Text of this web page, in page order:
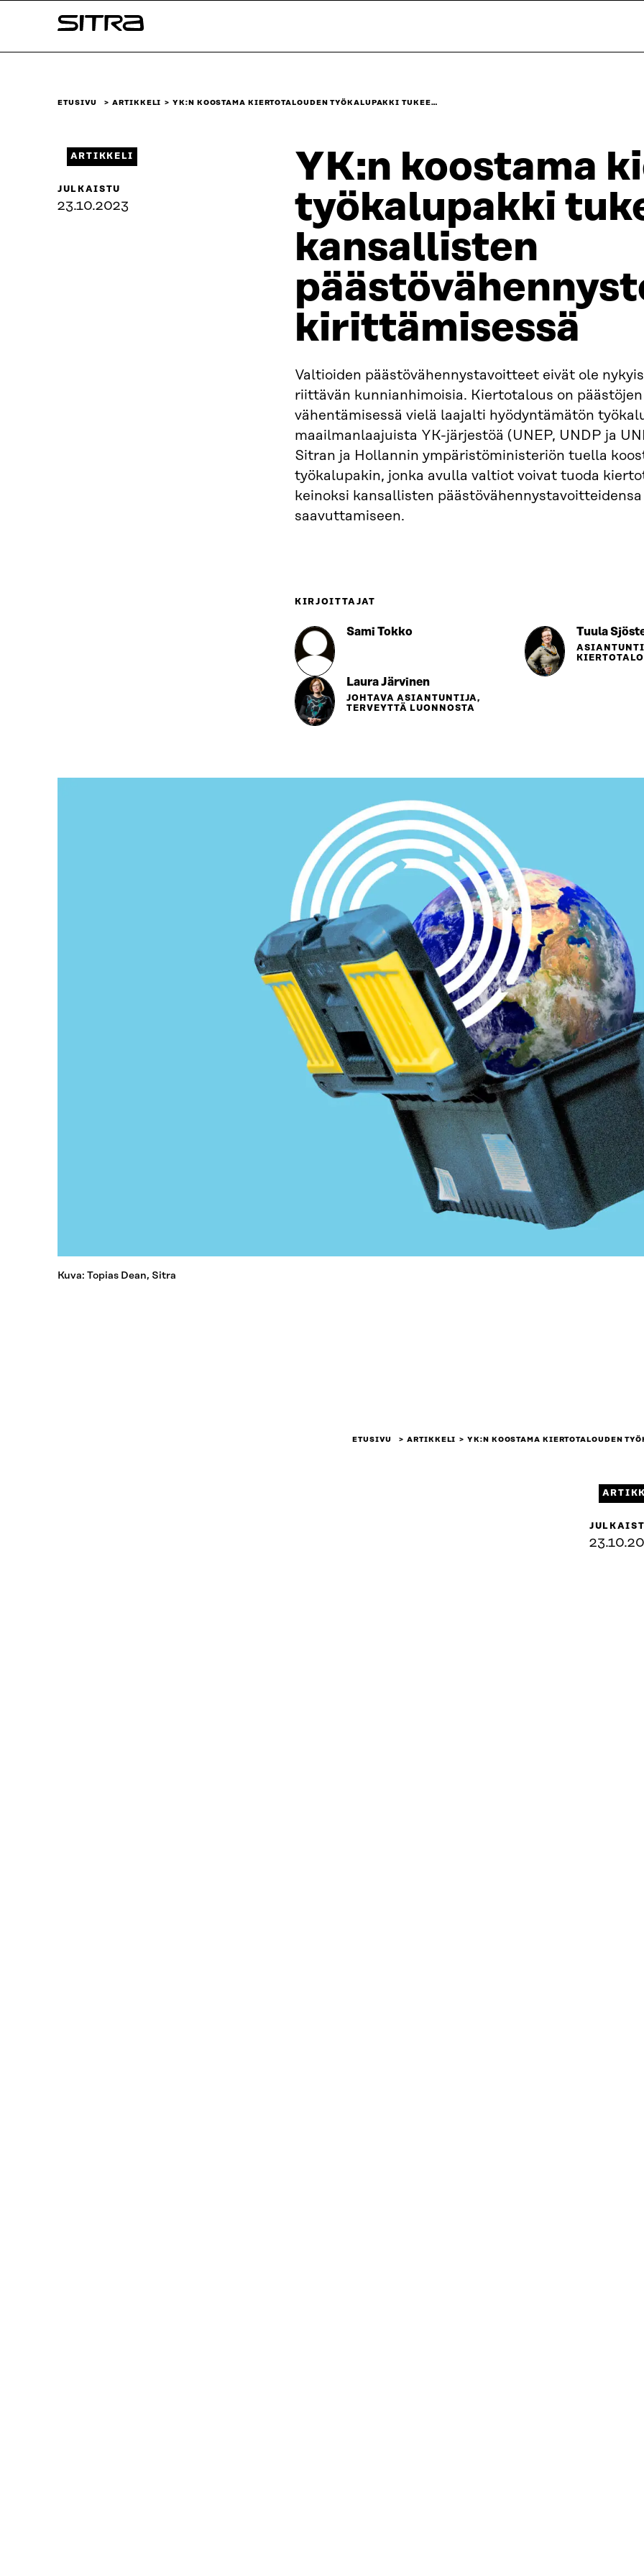
sisältöön
Sitra
ETUSIVU ARTIKKELI YK:N KOOSTAMA KIERTOTALOUDEN TYÖKALUPAKKI TUKEE…
YK:n koostama
työkalupakki
kansallisten
kirittämisessä
Valtioiden päästövähennystavoitteet eivät ole
riittävän kunnianhimoisia. Kiertotalous on päästöjen
vähentämisessä vielä laajalti hyödyntämätön
maailmanlaajuista YK-järjestöä (UNEP, UNDP ja
Sitran ja Hollannin ympäristöministeriön tuella
työkalupakin, jonka avulla valtiot voivat tuoda
keinoksi kansallisten päästövähennystavoitteidensa
saavuttamiseen.
ARTIKKELI
JULKAISTU
23.10.2023
KIRJOITTAJAT
Sami Tokko Tuula
Laura Järvinen
JOHTAVA ASIANTUNTIJA,
TERVEYTTÄ LUONNOSTA
Kuva: Topias Dean, Sitra
ETUSIVU ARTIKKELI YK:N KOOSTAMA KIERTOTALOUDEN